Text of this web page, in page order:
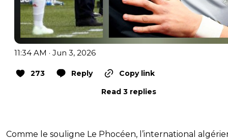
11:34 AM · Jun 3, 2026
273 Reply
Copy link
Read 3 replies
Comme le souligne Le Phocéen, l’international